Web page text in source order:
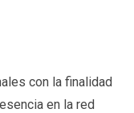
con la finalidad
en la red